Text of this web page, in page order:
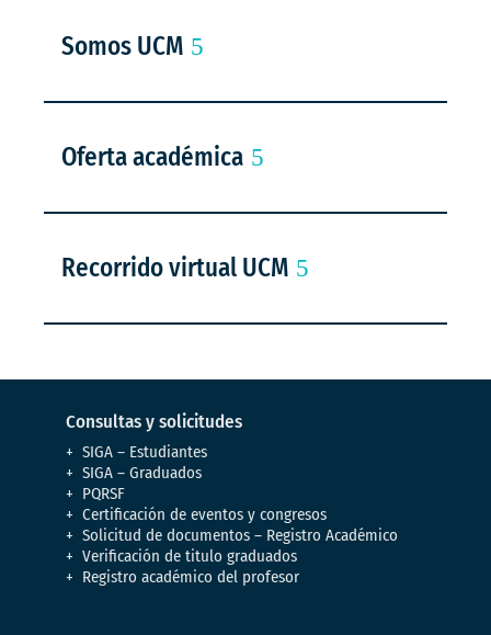
Somos UCM
Oferta académica
Recorrido virtual UCM
Consultas y solicitudes
SIGA – Estudiantes
SIGA – Graduados
PQRSF
Certificación de eventos y congresos
Solicitud de documentos – Registro Académico
Verificación de titulo graduados
Registro académico del profesor